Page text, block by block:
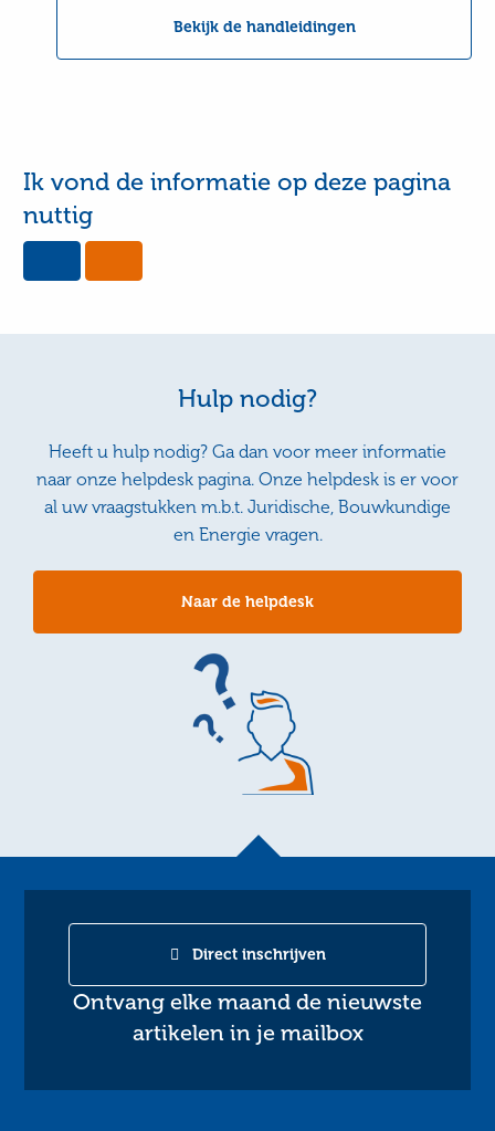
Bekijk de handleidingen
Ik vond de informatie op deze pagina
nuttig
this
this
Hulp nodig?
Heeft u hulp nodig? Ga dan voor meer informatie
naar onze helpdesk pagina. Onze helpdesk is er voor
al uw vraagstukken m.b.t. Juridische, Bouwkundige
en Energie vragen.
Naar de helpdesk
Ontvang elke maand de nieuwste
artikelen in je mailbox
Direct inschrijven